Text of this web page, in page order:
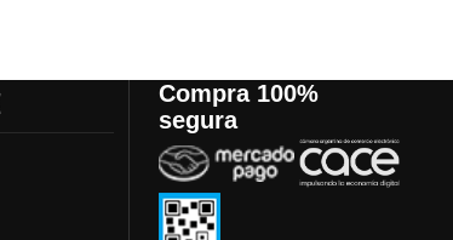
Compra 100%
segura